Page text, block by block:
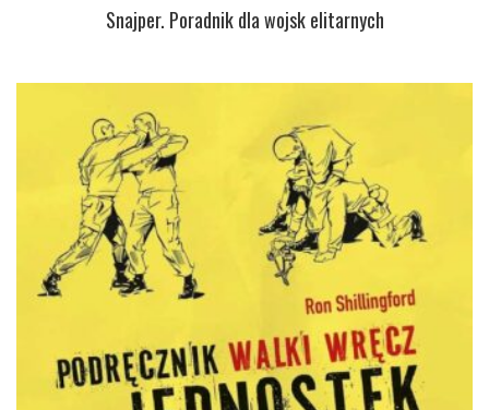
Snajper. Poradnik dla wojsk elitarnych